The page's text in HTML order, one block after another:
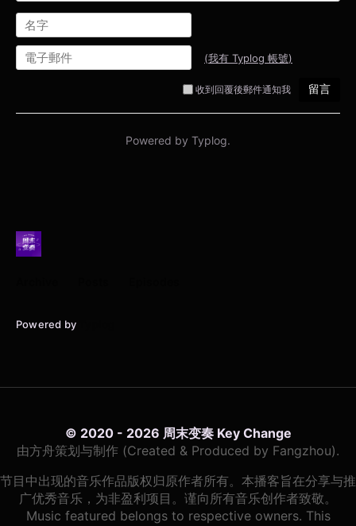
Powered by
© 2020 - 2026 周末变奏 Key Change
由方舟策划与制作 (Created & Produced by Fangzhou).
节目中出现的音乐作品版权归原作者所有。本播客旨在分享与推
广优秀音乐，为非盈利项目。谨向所有音乐创作者致敬。
Music featured belongs to respective owners. This